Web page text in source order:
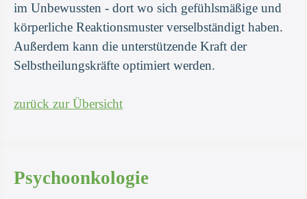
im Unbewussten - dort wo sich gefühlsmäßige und
körperliche Reaktionsmuster verselbständigt haben.
Außerdem kann die unterstützende Kraft der
Selbstheilungskräfte optimiert werden.
zurück zur Übersicht
Psychoonkologie